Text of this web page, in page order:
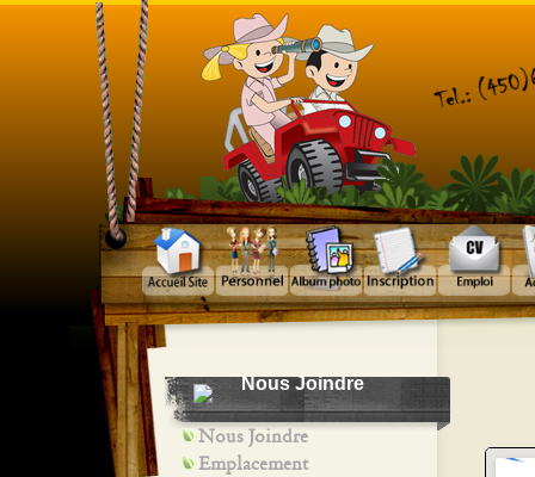
Nous Joindre
Nous Joindre
Emplacement